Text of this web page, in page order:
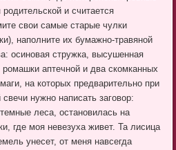
и считается
свои самые старые чулки
наполните их бумажно-травяной
осиновая стружка, высушенная
ромашки аптечной и два скомканных
на которых предварительно при
нужно написать заговор:
леса, остановилась на
где моя невезуха живет. Та лисица
унесет, от меня навсегда